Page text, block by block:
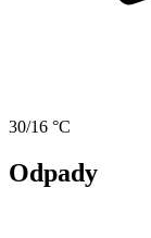
30/16 °C
Odpady